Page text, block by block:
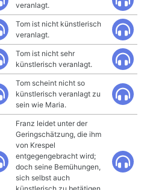
veranlagt.
Tom ist nicht künstlerisch
veranlagt.
Tom ist nicht sehr
künstlerisch veranlagt.
Tom scheint nicht so
künstlerisch veranlagt zu
sein wie Maria.
Franz leidet unter der
Geringschätzung, die ihm
von Krespel
entgegengebracht wird;
doch seine Bemühungen,
sich selbst auch